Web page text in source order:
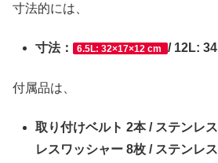
寸法的には、
寸法： 6.5L: 32×17×12 cm / 12L:
付属品は、
取り付けベルト 2本 / ステンレ
レスワッシャー 8枚 / ステンレ